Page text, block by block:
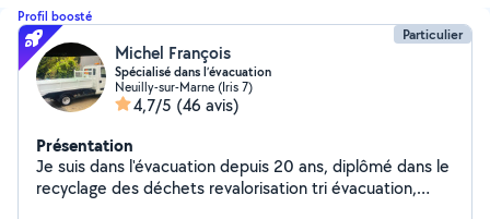
Profil boosté
Particulier
Michel François
Spécialisé dans l’évacuation
Neuilly-sur-Marne (Iris 7)
4,7/5 (46 avis)
Présentation
Je suis dans l'évacuation depuis 20 ans, diplômé dans le
recyclage des déchets revalorisation tri évacuation,